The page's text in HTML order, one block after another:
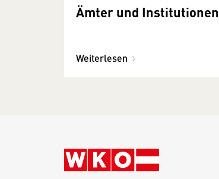
Ämter und Institutionen
Weiterlesen